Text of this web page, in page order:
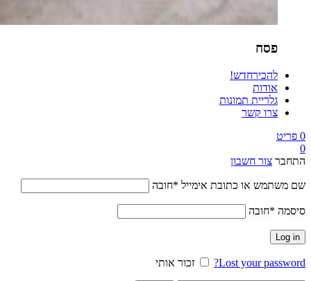
פסח
להכירחדש!
אודות
גלריית תמונות
צרו קשר
0 פריט
0
התחבר צור חשבון
שם משתמש או כתובת אימייל *חובה
סיסמה *חובה
Log in
Lost your password? זכור אותי